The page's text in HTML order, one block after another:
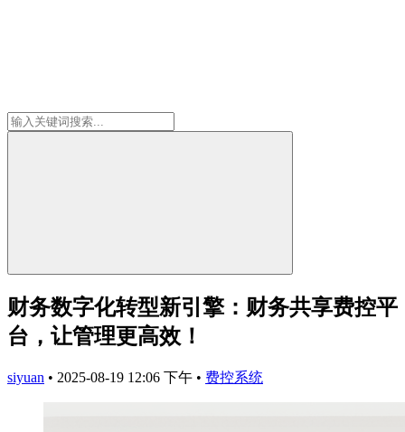
财务数字化转型新引擎：财务共享费控平
台，让管理更高效！
siyuan • 2025-08-19 12:06 下午 • 费控系统